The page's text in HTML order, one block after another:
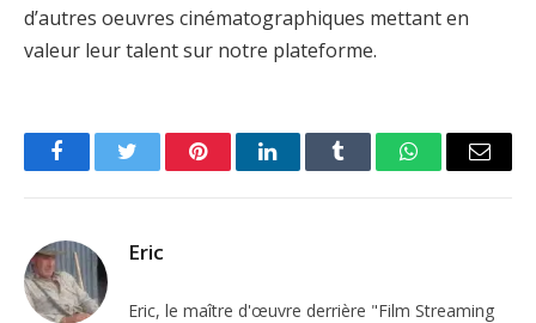
d’autres oeuvres cinématographiques mettant en
valeur leur talent sur notre plateforme.
FacebookTwitter PinterestLinkedInTumblr WhatsAppEmail
Eric
Eric, le maître d'œuvre derrière "Film Streaming